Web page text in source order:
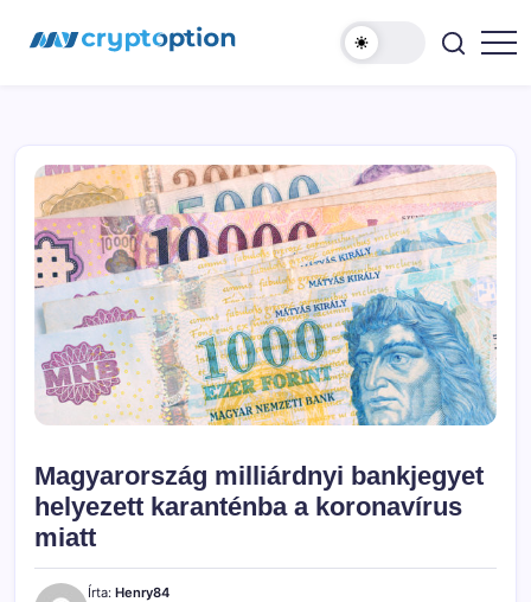
MyCryptOption
Magyarország milliárdnyi bankjegyet
helyezett karanténba a koronavírus
miatt
Írta: Henry84